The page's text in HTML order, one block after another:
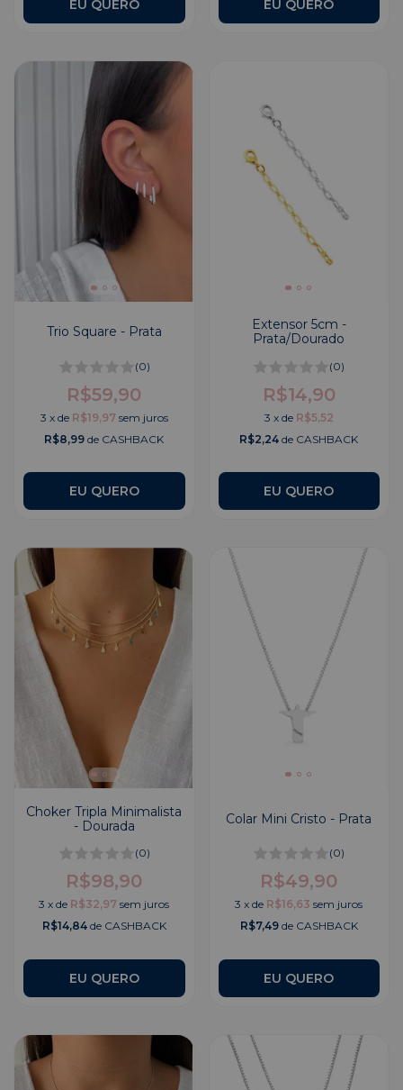
Trio Square - Prata
(0)
R$59,90
3 x de R$19,97 sem juros
R$8,99 de CASHBACK
Extensor 5cm -
Prata/Dourado
(0)
R$14,90
3 x de R$5,52
R$2,24 de CASHBACK
EU QUERO
Choker Tripla Minimalista
- Dourada
(0)
R$98,90
3 xde R$32,97 sem juros
R$14,84de CASHBACK
Colar Mini Cristo - Prata
(0)
R$49,90
3 xde R$16,63 sem juros
R$7,49de CASHBACK